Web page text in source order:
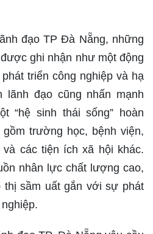
đạo TP Đà Nẵng, những
ghi nhận như một động
triển công nghiệp và hạ
lãnh đạo cũng nhấn mạnh
“hệ sinh thái sống” hoàn
trường học, bệnh viện,
các tiện ích xã hội khác.
nhân lực chất lượng cao,
thị sầm uất gắn với sự phát